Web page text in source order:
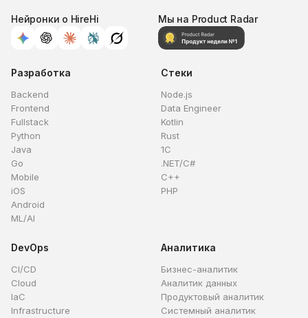
Нейронки о HireHi Мы на Product Radar
Разработка
Backend
Frontend
Fullstack
Python
Java
Go
Mobile
iOS
Android
ML/AI
Стеки
Node.js
Data Engineer
Kotlin
Rust
1C
.NET/C#
C++
PHP
DevOps
CI/CD
Cloud
IaC
Infrastructure
Аналитика
Бизнес-аналитик
Аналитик данных
Продуктовый аналитик
Системный аналитик